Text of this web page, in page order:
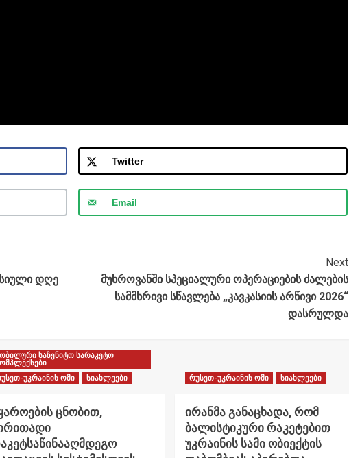
Twitter
Email
დღე
Next
მუხროვანში სპეციალური ოპერაციების ძალების
სამმხრივი სწავლება „კავკასიის არწივი 2026“
დასრულდა
საზენიტო სარაკეტო
უკრაინის ომი
სიახლეები
ცნობით,
რუსეთ-უკრაინის ომი სიახლეები
ირანმა განაცხადა, რომ
ბალისტიკური რაკეტებით
უკრაინის სამი ობიექტის